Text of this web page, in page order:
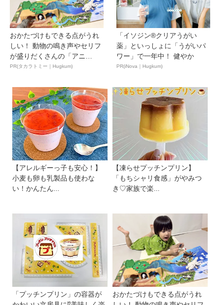
おかたづけもできる点がうれ
しい！ 動物の鳴き声やセリフ
が盛りだくさんの「アニ
ア ...
PR(タカラトミー｜Hugkum)
「イソジン®クリアうがい
薬」といっしょに「うがいパ
ワー」で一年中！ 健やか
PR(iNova｜Hugkum)
【アレルギーっ子も安心！】
小麦も卵も乳製品も使わな
い！かんたん...
【凍らせプッチンプリン】
「もちシャリ食感」がやみつ
き♡家族で楽...
「プッチンプリン」の容器が
おかたづけもできる点がうれ